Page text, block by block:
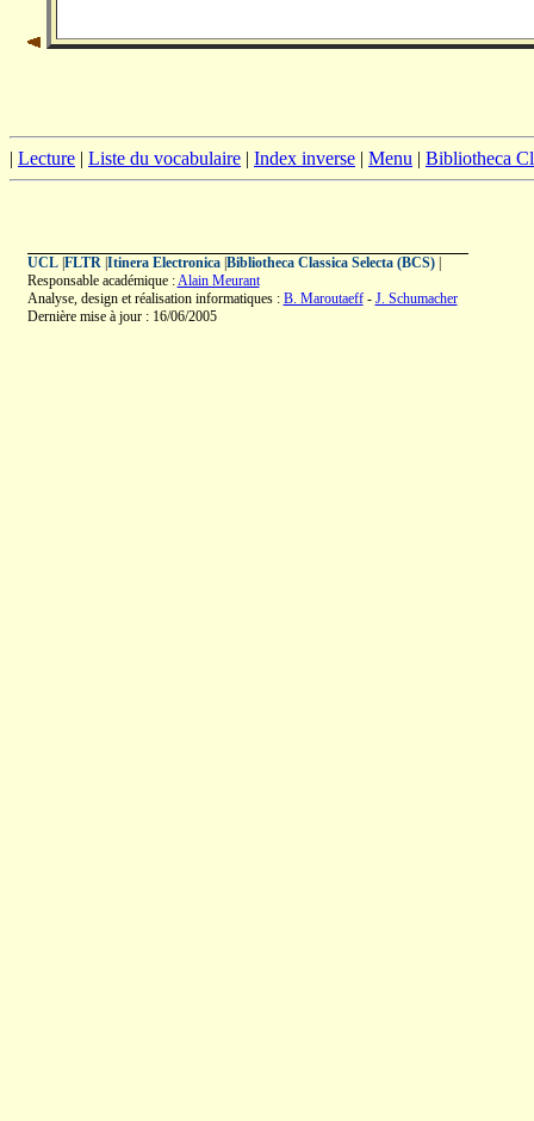
| Lecture | Liste du vocabulaire | Index inverse | Menu | Bibliotheca
UCL| FLTR| Itinera Electronica| Bibliotheca Classica Selecta (BCS)|
Responsable académique :Alain Meurant
Analyse, design et réalisation informatiques : B. Maroutaeff- J. Schumacher
Dernière mise à jour : 16/06/2005